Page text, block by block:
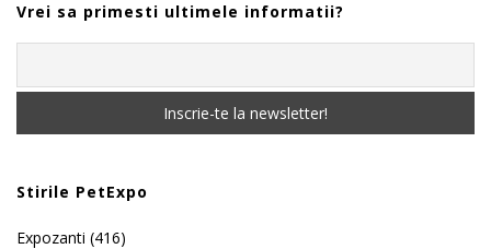
Vrei sa primesti ultimele informatii?
Stirile PetExpo
Expozanti (416)